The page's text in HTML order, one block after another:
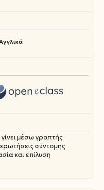
μέσω γραπτής
σύντομης
και επίλυση